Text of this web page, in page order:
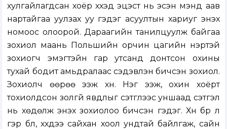
хулгайлагдсан хоёр хүүхэд эцэст нь эсэн мэнд аав
нартайгаа уулзах уу гэдэг асуултын хариуг энэхүү
номоос олоорой. Дараагийн танилцуулж байгаа
зохиол маань Польшийн орчин цагийн нэртэй
зохиогч эмэгтэйн гар утсанд донтсон охины
тухай бодит амьдралаас сэдэвлэн бичсэн зохиол.
Зохиолч өөрөө ээж хүн. Нэг ээж, охин хоёрт
тохиолдсон золгүй явдлыг сэтгүүлээс уншаад сэтгэл
нь хөдөлж энэхүү зохиолоо бичсэн гэдэг. Хүн бүр л
гэр бүл, хүүхдээ сайхан хоол ундтай байлгаж, сайн